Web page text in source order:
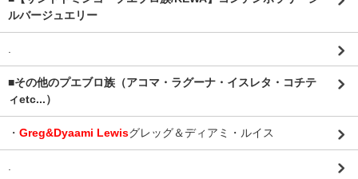
ルバージュエリー
■その他のプエブロ族（アコマ・ラグーナ・イスレタ・コチテ
ィetc...）
・ Greg&Dyaami Lewisグレッグ＆ディアミ・ルイス